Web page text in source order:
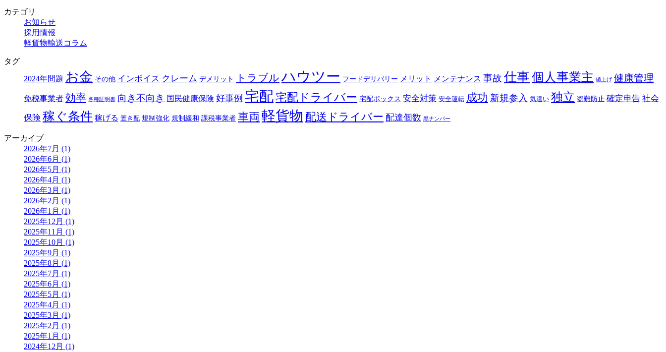
カテゴリ
お知らせ
採用情報
軽貨物輸送コラム
タグ
2024年問題 お金 その他 インボイス クレーム デメリット トラブル ハウツー フードデリバリー メリット メンテナンス 事故 仕事個人事業主 値上げ 健康管理
免税事業者 効率 各種証明書 向き不向き 国民健康保険 好事例 宅配宅配ドライバー 宅配ボックス 安全対策 安全運転 成功 新規参入 気遣い 独立 盗難防止 確定申告 社会
保険 稼ぐ条件 稼げる 置き配 規制強化 規制緩和 課税事業者 車両 軽貨物 配送ドライバー 配達個数 黒ナンバー
アーカイブ
2026年7月 (1)
2026年6月 (1)
2026年5月 (1)
2026年4月 (1)
2026年3月 (1)
2026年2月 (1)
2026年1月 (1)
2025年12月 (1)
2025年11月 (1)
2025年10月 (1)
2025年9月 (1)
2025年8月 (1)
2025年7月 (1)
2025年6月 (1)
2025年5月 (1)
2025年4月 (1)
2025年3月 (1)
2025年2月 (1)
2025年1月 (1)
2024年12月 (1)